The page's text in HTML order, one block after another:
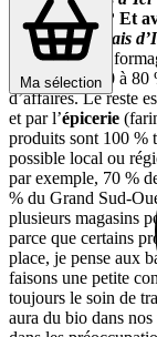
Ma sélection
organisation ? Et
un magasin Frais
légumes, pain,
représentent 70 à
d’affaires. Le reste
et par l’épicerie
produits sont 100 %
possible local ou
par exemple, 70 %
% du Grand Sud-
plusieurs magasins
parce que certains
place, je pense aux
faisons une petite
toujours le soin de
aura du bio dans